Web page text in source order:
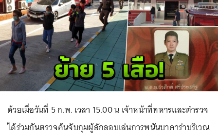
ด้วยเมื่อวันที่ 5 ก.พ. เวลา 15.00 น เจ้าหน้าที่ทหารและตำรวจ
ได้ร่วมกันตรวจค้นจับกุมผู้ลักลอบเล่นการพนันบาคาร่าบริเวณ